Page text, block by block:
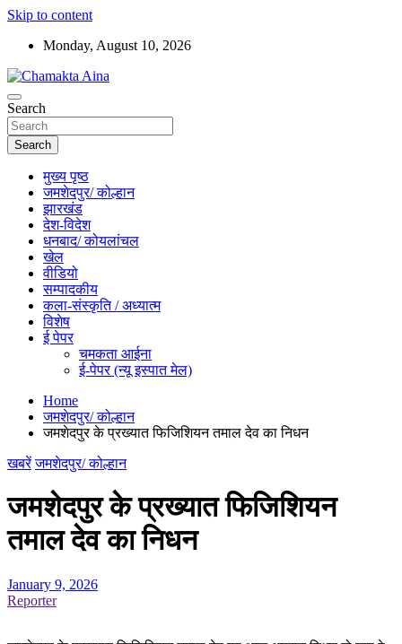
Skip to content
Monday, August 10, 2026
Chamakta Aina
Hindi News Paper – Jharkhand
Search
Search
मुख्य पृष्ठ
जमशेदपुर/ कोल्हान
झारखंड
देश-विदेश
धनबाद/ कोयलांचल
खेल
वीडियो
सम्पादकीय
कला-संस्कृति / अध्यात्म
विशेष
ई पेपर
चमकता आईना
ई-पेपर (न्यू इस्पात मेल)
Home
जमशेदपुर/ कोल्हान
जमशेदपुर के प्रख्यात फिजिशियन तमाल देव का निधन
खबरें जमशेदपुर/ कोल्हान
जमशेदपुर के प्रख्यात फिजिशियन
तमाल देव का निधन
January 9, 2026
Reporter